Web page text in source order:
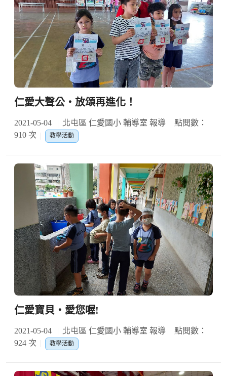
仁愛大聲公‧放頌再進化！
2021-05-04 北屯區 仁愛國小 輔導室 報導
點閱數：
910 次
教學活動
仁愛寶貝‧愛您喔!
2021-05-04 北屯區 仁愛國小 輔導室 報導
點閱數：
924 次
教學活動